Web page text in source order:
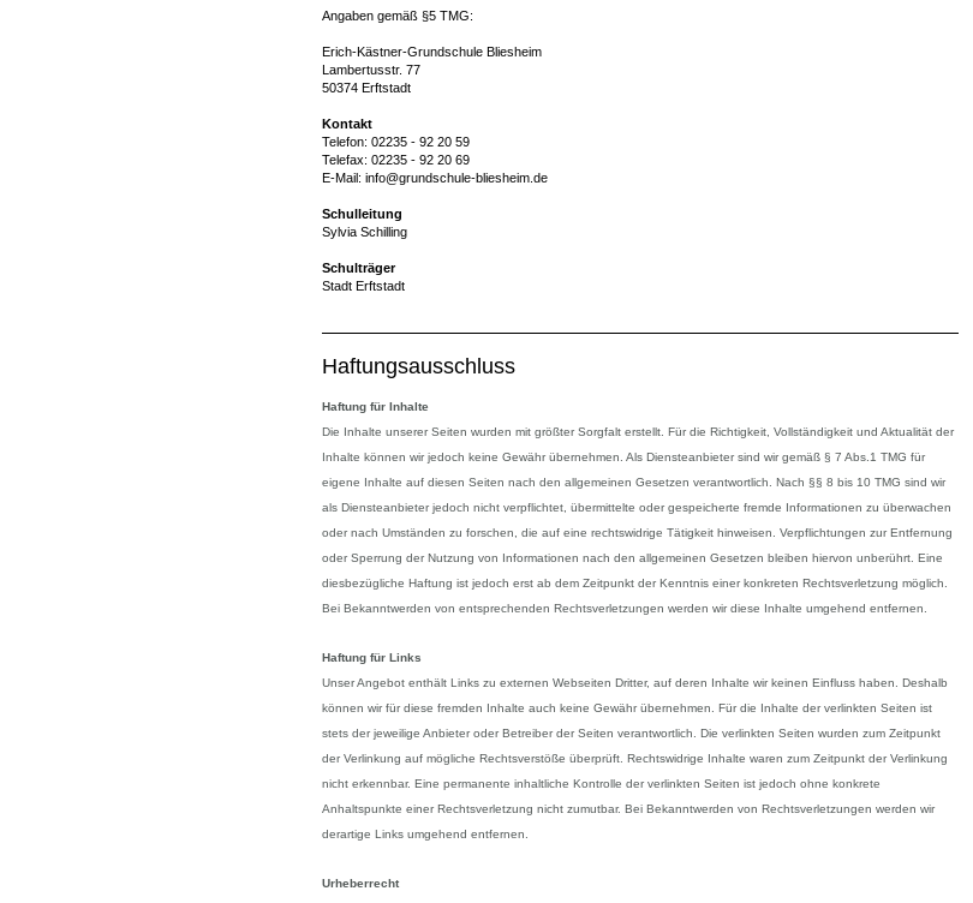
Angaben gemäß §5 TMG:
Erich-Kästner-Grundschule Bliesheim
Lambertusstr. 77
50374 Erftstadt
Kontakt
Telefon: 02235 - 92 20 59
Telefax: 02235 - 92 20 69
E-Mail: info@grundschule-bliesheim.de
Schulleitung
Sylvia Schilling
Schulträger
Stadt Erftstadt
Haftungsausschluss
Haftung für Inhalte
Die Inhalte unserer Seiten wurden mit größter Sorgfalt erstellt. Für die Richtigkeit, Vollständigkeit und Aktualität der
Inhalte können wir jedoch keine Gewähr übernehmen. Als Diensteanbieter sind wir gemäß § 7 Abs.1 TMG für
eigene Inhalte auf diesen Seiten nach den allgemeinen Gesetzen verantwortlich. Nach §§ 8 bis 10 TMG sind wir
als Diensteanbieter jedoch nicht verpflichtet, übermittelte oder gespeicherte fremde Informationen zu überwachen
oder nach Umständen zu forschen, die auf eine rechtswidrige Tätigkeit hinweisen. Verpflichtungen zur Entfernung
oder Sperrung der Nutzung von Informationen nach den allgemeinen Gesetzen bleiben hiervon unberührt. Eine
diesbezügliche Haftung ist jedoch erst ab dem Zeitpunkt der Kenntnis einer konkreten Rechtsverletzung möglich.
Bei Bekanntwerden von entsprechenden Rechtsverletzungen werden wir diese Inhalte umgehend entfernen.
Haftung für Links
Unser Angebot enthält Links zu externen Webseiten Dritter, auf deren Inhalte wir keinen Einfluss haben. Deshalb
können wir für diese fremden Inhalte auch keine Gewähr übernehmen. Für die Inhalte der verlinkten Seiten ist
stets der jeweilige Anbieter oder Betreiber der Seiten verantwortlich. Die verlinkten Seiten wurden zum Zeitpunkt
der Verlinkung auf mögliche Rechtsverstöße überprüft. Rechtswidrige Inhalte waren zum Zeitpunkt der Verlinkung
nicht erkennbar. Eine permanente inhaltliche Kontrolle der verlinkten Seiten ist jedoch ohne konkrete
Anhaltspunkte einer Rechtsverletzung nicht zumutbar. Bei Bekanntwerden von Rechtsverletzungen werden wir
derartige Links umgehend entfernen.
Urheberrecht